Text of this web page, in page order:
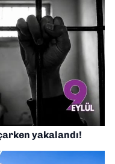
yakalandı!